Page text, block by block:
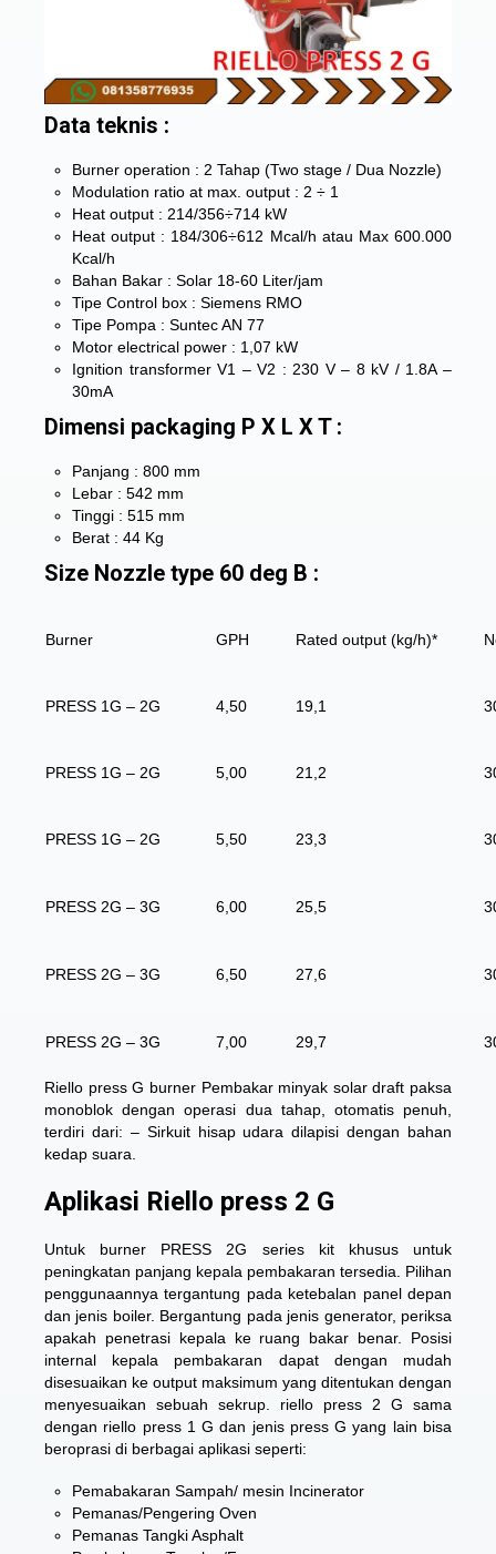
Data teknis :
Burner operation : 2 Tahap (Two stage / Dua Nozzle)
Modulation ratio at max. output : 2 ÷ 1
Heat output : 214/356÷714 kW
Heat output : 184/306÷612 Mcal/h atau Max 600.000
Kcal/h
Bahan Bakar : Solar 18-60 Liter/jam
Tipe Control box : Siemens RMO
Tipe Pompa : Suntec AN 77
Motor electrical power : 1,07 kW
Ignition transformer V1 – V2 : 230 V – 8 kV / 1.8A –
30mA
Dimensi packaging P X L X T :
Panjang : 800 mm
Lebar : 542 mm
Tinggi : 515 mm
Berat : 44 Kg
Size Nozzle type 60 deg B :
Burner GPH Rated output (kg/h)*
PRESS 1G – 2G 4,50 19,1
PRESS 1G – 2G 5,00 21,2
PRESS 1G – 2G 5,50 23,3
PRESS 2G – 3G 6,00 25,5
PRESS 2G – 3G 6,50 27,6
PRESS 2G – 3G 7,00 29,7
Riello press G burner Pembakar minyak solar draft paksa
monoblok dengan operasi dua tahap, otomatis penuh,
terdiri dari: – Sirkuit hisap udara dilapisi dengan bahan
kedap suara.
Aplikasi Riello press 2 G
Untuk burner PRESS 2G series kit khusus untuk
peningkatan panjang kepala pembakaran tersedia. Pilihan
penggunaannya tergantung pada ketebalan panel depan
dan jenis boiler. Bergantung pada jenis generator, periksa
apakah penetrasi kepala ke ruang bakar benar. Posisi
internal kepala pembakaran dapat dengan mudah
disesuaikan ke output maksimum yang ditentukan dengan
menyesuaikan sebuah sekrup. riello press 2 G sama
dengan riello press 1 G dan jenis press G yang lain bisa
beroprasi di berbagai aplikasi seperti:
Pemabakaran Sampah/ mesin Incinerator
Pemanas/Pengering Oven
Pemanas Tangki Asphalt